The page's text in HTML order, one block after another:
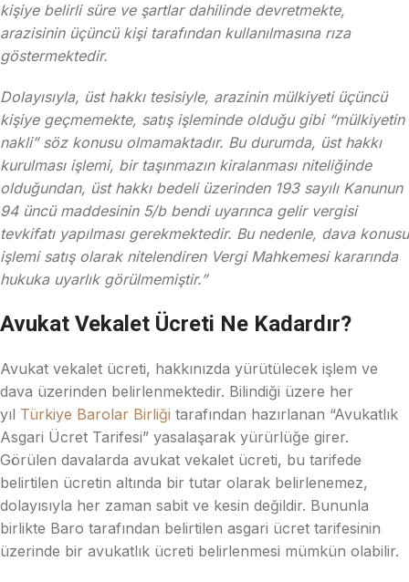
kişiye belirli süre ve şartlar dahilinde devretmekte,
arazisinin üçüncü kişi tarafından kullanılmasına rıza
göstermektedir.
Dolayısıyla, üst hakkı tesisiyle, arazinin mülkiyeti üçüncü
kişiye geçmemekte, satış işleminde olduğu gibi “mülkiyetin
nakli” söz konusu olmamaktadır. Bu durumda, üst hakkı
kurulması işlemi, bir taşınmazın kiralanması niteliğinde
olduğundan, üst hakkı bedeli üzerinden 193 sayılı Kanunun
94 üncü maddesinin 5/b bendi uyarınca gelir vergisi
tevkifatı yapılması gerekmektedir. Bu nedenle, dava konusu
işlemi satış olarak nitelendiren Vergi Mahkemesi kararında
hukuka uyarlık görülmemiştir.”
Avukat Vekalet Ücreti Ne Kadardır?
Avukat vekalet ücreti, hakkınızda yürütülecek işlem ve
dava üzerinden belirlenmektedir. Bilindiği üzere her
yıl Türkiye Barolar Birliği tarafından hazırlanan “Avukatlık
Asgari Ücret Tarifesi” yasalaşarak yürürlüğe girer.
Görülen davalarda avukat vekalet ücreti, bu tarifede
belirtilen ücretin altında bir tutar olarak belirlenemez,
dolayısıyla her zaman sabit ve kesin değildir. Bununla
birlikte Baro tarafından belirtilen asgari ücret tarifesinin
üzerinde bir avukatlık ücreti belirlenmesi mümkün olabilir.